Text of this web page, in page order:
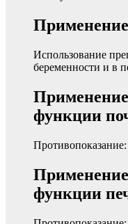
Использование
беременности и в
функции
Противопоказание:
функции